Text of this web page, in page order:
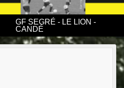
GF SEGRÉ - LE LION -
CANDÉ